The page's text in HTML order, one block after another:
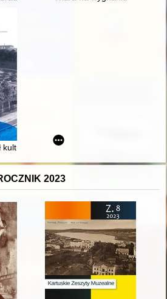
kulturowy - historyzm gdański w XIX w
2023